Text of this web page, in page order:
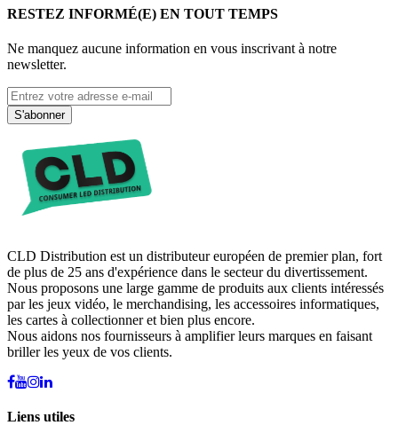
RESTEZ INFORMÉ(E) EN TOUT TEMPS
Ne manquez aucune information en vous inscrivant à notre
newsletter.
S'abonner
CLD Distribution est un distributeur européen de premier plan, fort
de plus de 25 ans d'expérience dans le secteur du divertissement.
Nous proposons une large gamme de produits aux clients intéressés
par les jeux vidéo, le merchandising, les accessoires informatiques,
les cartes à collectionner et bien plus encore.
Nous aidons nos fournisseurs à amplifier leurs marques en faisant
briller les yeux de vos clients.
Liens utiles